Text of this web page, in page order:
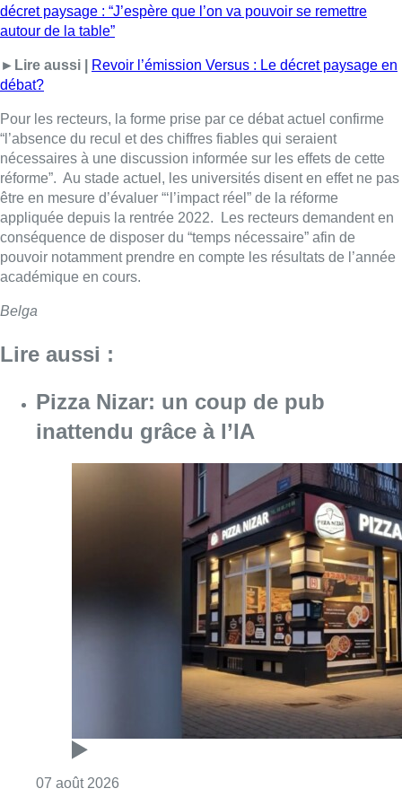
décret paysage : “J’espère que l’on va pouvoir se remettre
autour de la table”
►Lire aussi |
Revoir l’émission Versus : Le décret paysage en
débat?
Pour les recteurs, la forme prise par ce débat actuel confirme
“l’absence du recul et des chiffres fiables qui seraient
nécessaires à une discussion informée sur les effets de cette
réforme”. Au stade actuel, les universités disent en effet ne pas
être en mesure d’évaluer “‘l’impact réel” de la réforme
appliquée depuis la rentrée 2022. Les recteurs demandent en
conséquence de disposer du “temps nécessaire” afin de
pouvoir notamment prendre en compte les résultats de l’année
académique en cours.
Belga
Lire aussi :
Pizza Nizar: un coup de pub
inattendu grâce à l’IA
07 août 2026